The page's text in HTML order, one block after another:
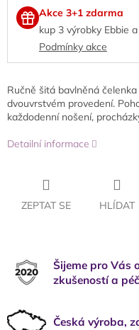
Akce 3+1 zdarma
kup 3 výrobky Ebbie
Podmínky akce
Ručně šitá bavlněná
dvouvrstvém provedení.
každodenní nošení,
Detailní informace
ZEPTAT SE HLÍDAT
Šijeme pro Vás
zkušeností a
Česká výroba,